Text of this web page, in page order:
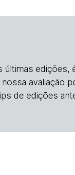
edições,
avaliação
de edições